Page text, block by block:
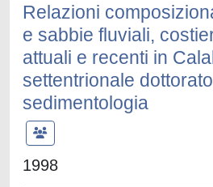
Relazioni
e sabbie fluviali,
attuali e recenti in
settentrionale
sedimentologia
1998